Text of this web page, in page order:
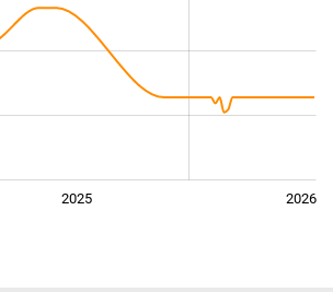
2025 2026